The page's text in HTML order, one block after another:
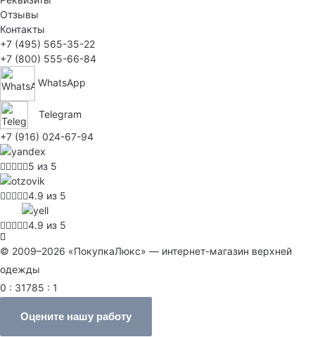
Отзывы
Контакты
+7 (495) 565-35-22
+7 (800) 555-66-84
WhatsApp
Telegram
+7 (916) 024-67-94
5 из 5
4.9 из 5
4.9 из 5
© 2009–2026 «ПокупкаЛюкс» — интернет-магазин верхней
одежды
0 : 31785 : 1
Оцените нашу работу